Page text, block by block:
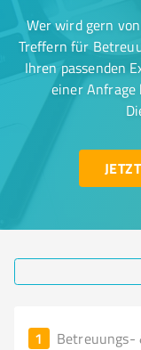
Wer wird gern
Treffern für
Ihren passenden
einer Anfrage
1 Betreuungs-